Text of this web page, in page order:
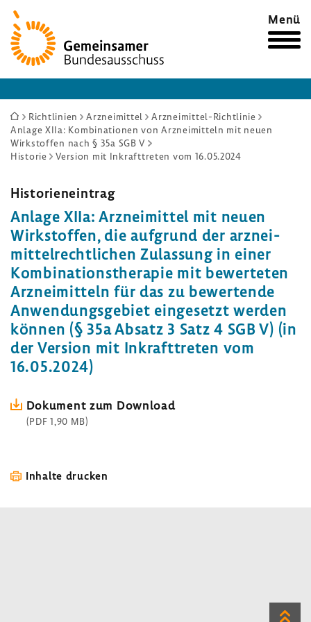
Zur
Startseite
Menü
Sie
sind
hier:
Richtlinien Arzneimittel
Arzneimittel-Richtlinie
Anlage XIIa: Kombinationen von Arzneimitteln mit neuen
Wirkstoffen nach § 35a SGB V
Historie
Version mit Inkrafttreten vom 16.05.2024
Histo­ri­en­ein­trag
Anlage XIIa: Arznei­mittel mit neuen
Wirk­stoffen, die aufgrund der arznei­
mit­tel­recht­li­chen Zulas­sung in einer
Kombi­na­ti­ons­the­rapie mit bewer­teten
Arznei­mit­teln für das zu bewer­tende
Anwen­dungs­ge­biet einge­setzt werden
können (§ 35a Absatz 3 Satz 4 SGB V) (in
der Version mit Inkraft­treten vom
16.05.2024)
Doku­ment zum Down­load
(PDF 1,90 MB)
Inhalte drucken
Zum